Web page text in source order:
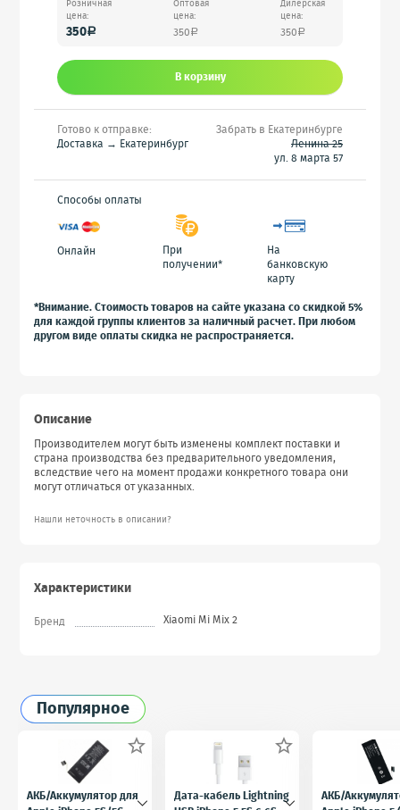
Розничная
цена:
350a
Оптовая
цена:
350 a
Дилерская
цена:
350 a
В корзину
Готово к отправке:
Доставка → Екатеринбург
Забрать в Екатеринбурге
Ленина 25
ул. 8 марта 57
Способы оплаты
Онлайн
При
получении*
На
банковскую
карту
*Внимание. Стоимость товаров на сайте указана со скидкой 5%
для каждой группы клиентов за наличный расчет. При любом
другом виде оплаты скидка не распространяется.
Описание
Производителем могут быть изменены комплект поставки и
страна производства без предварительного уведомления,
вследствие чего на момент продажи конкретного товара они
могут отличаться от указанных.
Нашли неточность в описании?
Характеристики
Бренд Xiaomi Mi Mix 2
Популярное

АКБ/Аккумулятор для

Дата-кабель Lightning
АКБ/